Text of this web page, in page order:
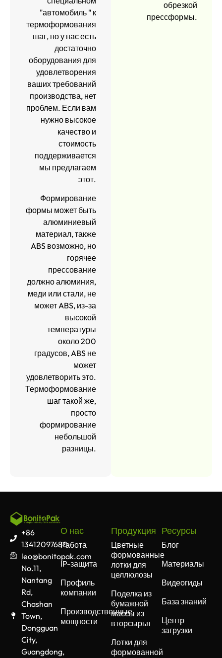
"автомобиль " к
термоформования
шаг, но у нас есть
достаточно
оборудования для
удовлетворения
ваших требований
производства, нет
проблем. Если вам
нужно высокое
качество и
стоимость
поддерживается
мы предлагаем
этот.
Формирование
формы может быть
алюминиевый
материал, также
ABS возможно, но
горячее
прессование
должно алюминия,
меди или стали, не
может ABS, из-за
высокой
температуры
около 200
градусов, ABS не
может
удовлетворить это.
Термоформование
шаг такой же,
просто
формирование
небольшой
разницы.
обрезкой
прессформы.
+86
13412097680
leo@bonitopak.com
No.11,
Nantang
Rd,
Chashan
Town,
Dongguan
City,
Guangdong,
О нас
Работа
IP-защита
Профиль
компании
Производственные
мощности
Продукция
Цветные
формованные
лотки для
целлюлозы
Поделка из
бумажной
массы из
вторсырья
Лотки для
формованной
Ресурсы
Блог
Материалы
Видеогиды
База знаний
Центр
загрузки